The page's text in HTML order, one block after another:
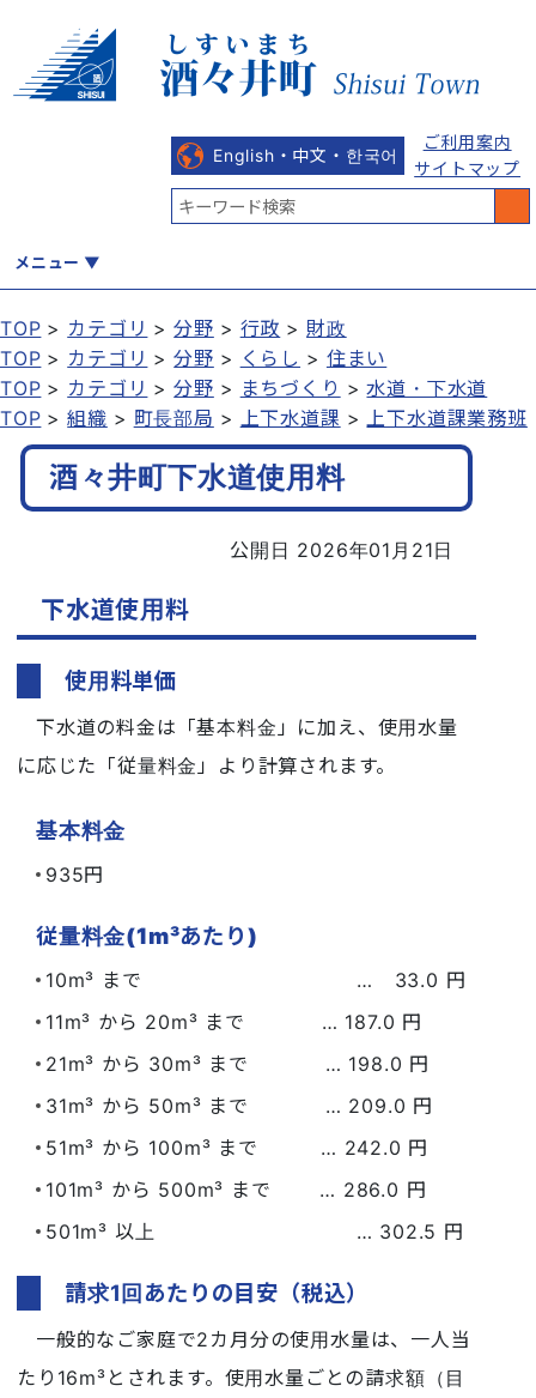
English・中文・한국어
ご利用案内
サイトマップ
メニュー
くらし 健康・福祉 教育・文化 観光・魅力
行政 まちづくり
TOP カテゴリ 分野 行政
財政
TOP
カテゴリ 分野 くらし
住まい
TOP
カテゴリ 分野 まちづくり
水道・下水道
TOP
組織 町長部局 上下水道課 上下水道課業務班
酒々井町下水道使用料
公開日 2026年01月21日
下水道使用料
使用料単価
下水道の料金は「基本料金」に加え、使用水量
に応じた「従量料金」より計算されます。
基本料金
935円
従量料金(1m³あたり)
10m³ まで … 33.0 円
11m³ から 20m³ まで … 187.0 円
21m³ から 30m³ まで … 198.0 円
31m³ から 50m³ まで … 209.0 円
51m³ から 100m³ まで … 242.0 円
101m³ から 500m³ まで … 286.0 円
501m³ 以上 … 302.5 円
請求1回あたりの目安（税込）
一般的なご家庭で2カ月分の使用水量は、一人当
たり16m³とされます。使用水量ごとの請求額（目